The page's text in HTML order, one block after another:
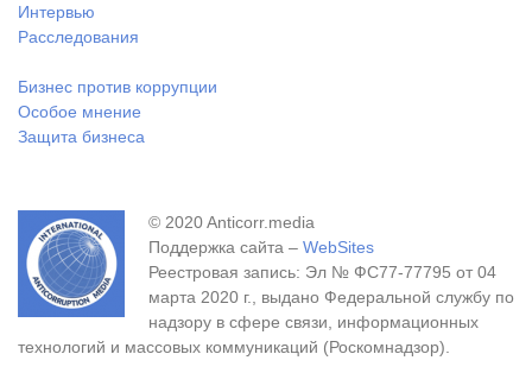
Интервью
Расследования
Бизнес против коррупции
Особое мнение
Защита бизнеса
© 2020 Anticorr.media
Поддержка сайта – WebSites
Реестровая запись: Эл № ФС77-77795 от 04
марта 2020 г., выдано Федеральной службу по
надзору в сфере связи, информационных
технологий и массовых коммуникаций (Роскомнадзор).